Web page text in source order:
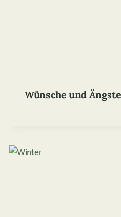
Wünsche und Ängste